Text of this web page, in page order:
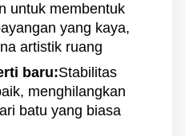
untuk membentuk
yang kaya,
artistik ruang
baru:Stabilitas
menghilangkan
batu yang biasa